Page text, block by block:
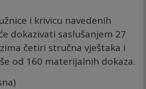
i krivicu navedenih
dokazivati saslušanjem 27
četiri stručna vještaka i
od 160 materijalnih dokaza.